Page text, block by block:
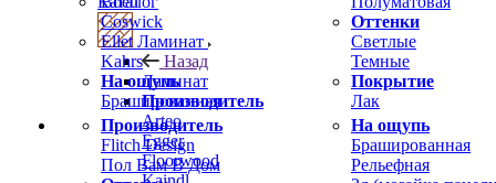
Coswick
Ellet
Kahrs
На ощупь
Брашированная
Оттенки
Светлые
Темные
Покрытие
Лак
Производитель
Flitch Design
Пол Вам В Дом
На ощупь
Брашированная
Рельефная
Ламинат
Назад
Ламинат
Производитель
Arteo
Egger
Floorwood